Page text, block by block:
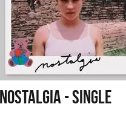
NOSTALGIA - SINGLE